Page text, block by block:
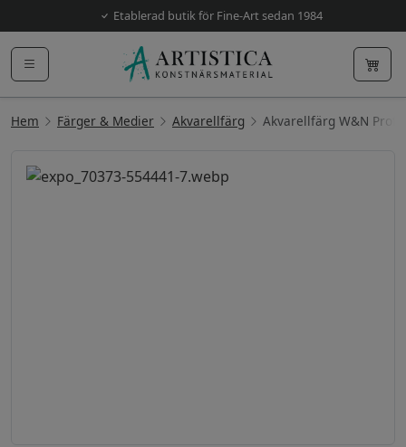
Etablerad butik för Fine-Art sedan 1984
Hem Färger & Medier Akvarellfärg Akvarellfärg W&N Prof.